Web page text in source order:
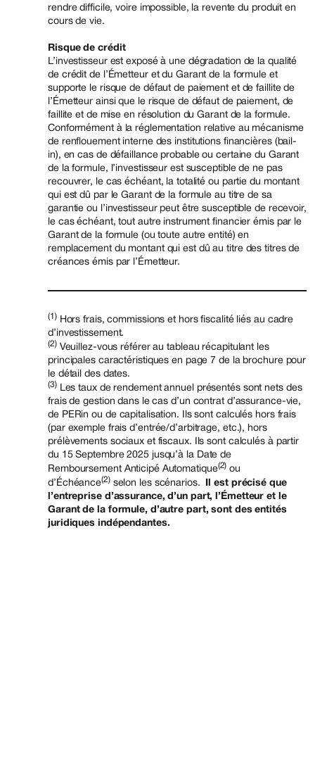
rendre difficile, voire impossible, la revente du produit en
cours de vie.
Risque de crédit
L’investisseur est exposé à une dégradation de la qualité
de crédit de l’Émetteur et du Garant de la formule et
supporte le risque de défaut de paiement et de faillite de
l’Émetteur ainsi que le risque de défaut de paiement, de
faillite et de mise en résolution du Garant de la formule.
Conformément à la réglementation relative au mécanisme
de renflouement interne des institutions financières (bail-
in), en cas de défaillance probable ou certaine du Garant
de la formule, l’investisseur est susceptible de ne pas
recouvrer, le cas échéant, la totalité ou partie du montant
qui est dû par le Garant de la formule au titre de sa
garantie ou l’investisseur peut être susceptible de recevoir,
le cas échéant, tout autre instrument financier émis par le
Garant de la formule (ou toute autre entité) en
remplacement du montant qui est dû au titre des titres de
créances émis par l’Émetteur.
(1)Hors frais, commissions et hors fiscalité liés au cadre
d’investissement.
(2)Veuillez-vous référer au tableau récapitulant les
principales caractéristiques en page 7 de la brochure pour
le détail des dates.
(3)Les taux de rendement annuel présentés sont nets des
frais de gestion dans le cas d’un contrat d’assurance-vie,
de PERin ou de capitalisation. Ils sont calculés hors frais
(par exemple frais d’entrée/d’arbitrage, etc.), hors
prélèvements sociaux et fiscaux. Ils sont calculés à partir
du 15 Septembre 2025 jusqu’à la Date de
Remboursement Anticipé Automatique(2) ou
d’Échéance(2)selon les scénarios.
Il est précisé que
l’entreprise d’assurance, d’un part, l’Émetteur et le
Garant de la formule, d’autre part, sont des entités
juridiques indépendantes.